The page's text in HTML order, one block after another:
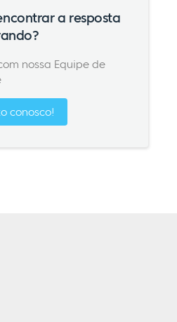
a resposta
nossa Equipe de
conosco!